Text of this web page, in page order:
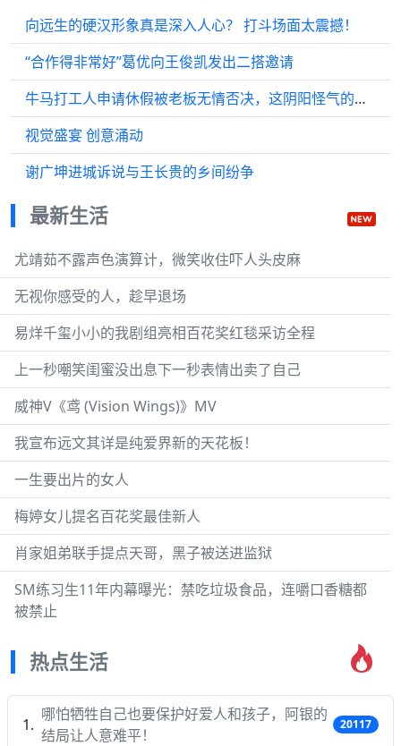
向远生的硬汉形象真是深入人心？ 打斗场面太震撼！
“合作得非常好”葛优向王俊凯发出二搭邀请
牛马打工人申请休假被老板无情否决，这阴阳怪气的样子简直在演我！
视觉盛宴 创意涌动
谢广坤进城诉说与王长贵的乡间纷争
最新生活
尤靖茹不露声色演算计，微笑收住吓人头皮麻
无视你感受的人，趁早退场
易烊千玺小小的我剧组亮相百花奖红毯采访全程
上一秒嘲笑闺蜜没出息下一秒表情出卖了自己
威神V《鸢 (Vision Wings)》MV
我宣布远文其详是纯爱界新的天花板！
一生要出片的女人
梅婷女儿提名百花奖最佳新人
肖家姐弟联手提点天哥，黑子被送进监狱
SM练习生11年内幕曝光：禁吃垃圾食品，连嚼口香糖都
被禁止
热点生活
哪怕牺牲自己也要保护好爱人和孩子，阿银的
结局让人意难平！
20117